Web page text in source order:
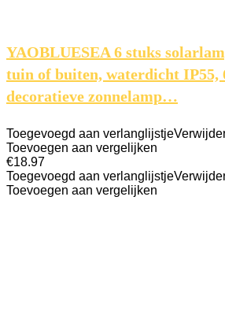
YAOBLUESEA 6 stuks
tuin of buiten, waterdicht IP55,
decoratieve zonnelamp…
Toegevoegd aan verlanglijstje
Toevoegen aan vergelijken
€18.97
Toegevoegd aan verlanglijstje
Toevoegen aan vergelijken